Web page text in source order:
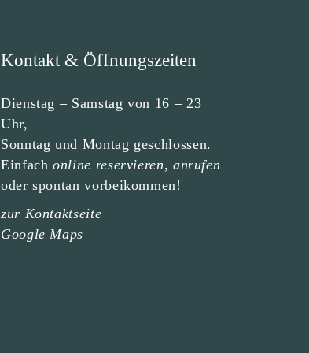
Kontakt & Öffnungszeiten
Dienstag – Samstag von 16 – 23
Uhr,
Sonntag und Montag geschlossen.
Einfachonline reservieren, anrufen
oder spontan vorbeikommen!
zur Kontaktseite
Google Maps